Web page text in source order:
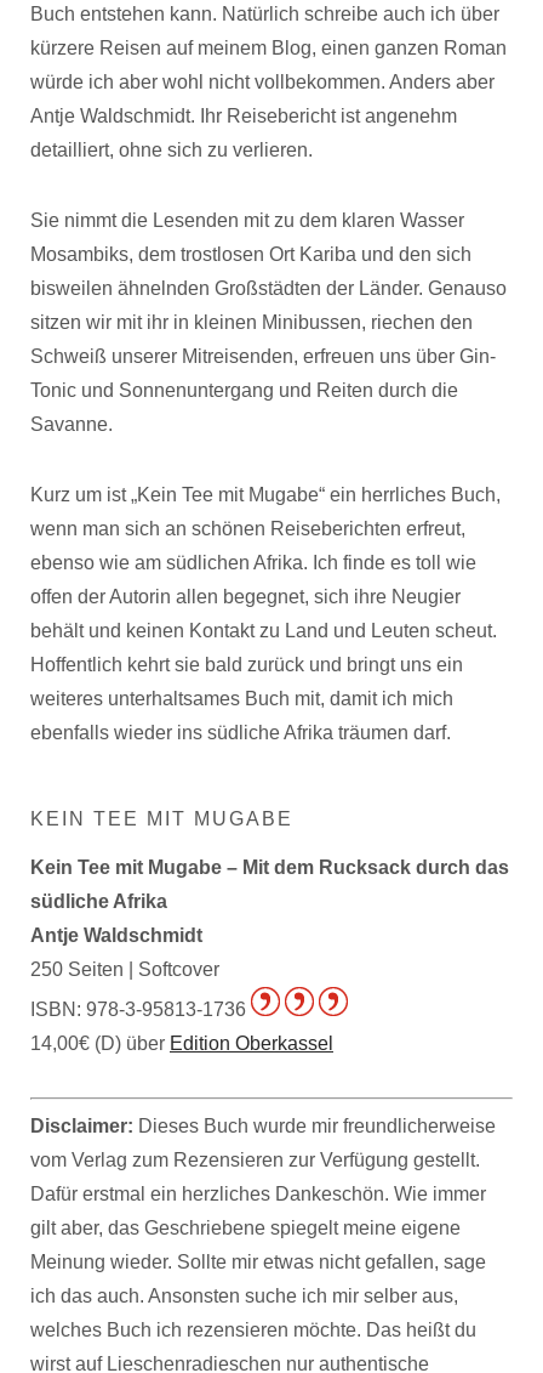
Buch entstehen kann. Natürlich schreibe auch ich über
kürzere Reisen auf meinem Blog, einen ganzen Roman
würde ich aber wohl nicht vollbekommen. Anders aber
Antje Waldschmidt. Ihr Reisebericht ist angenehm
detailliert, ohne sich zu verlieren.
Sie nimmt die Lesenden mit zu dem klaren Wasser
Mosambiks, dem trostlosen Ort Kariba und den sich
bisweilen ähnelnden Großstädten der Länder. Genauso
sitzen wir mit ihr in kleinen Minibussen, riechen den
Schweiß unserer Mitreisenden, erfreuen uns über Gin-
Tonic und Sonnenuntergang und Reiten durch die
Savanne.
Kurz um ist „Kein Tee mit Mugabe“ ein herrliches Buch,
wenn man sich an schönen Reiseberichten erfreut,
ebenso wie am südlichen Afrika. Ich finde es toll wie
offen der Autorin allen begegnet, sich ihre Neugier
behält und keinen Kontakt zu Land und Leuten scheut.
Hoffentlich kehrt sie bald zurück und bringt uns ein
weiteres unterhaltsames Buch mit, damit ich mich
ebenfalls wieder ins südliche Afrika träumen darf.
KEIN TEE MIT MUGABE
Kein Tee mit Mugabe – Mit dem Rucksack durch das
südliche Afrika
Antje Waldschmidt
250 Seiten | Softcover
ISBN: 978-3-95813-1736
14,00€ (D) über Edition Oberkassel
Disclaimer: Dieses Buch wurde mir freundlicherweise
vom Verlag zum Rezensieren zur Verfügung gestellt.
Dafür erstmal ein herzliches Dankeschön. Wie immer
gilt aber, das Geschriebene spiegelt meine eigene
Meinung wieder. Sollte mir etwas nicht gefallen, sage
ich das auch. Ansonsten suche ich mir selber aus,
welches Buch ich rezensieren möchte. Das heißt du
wirst auf Lieschenradieschen nur authentische